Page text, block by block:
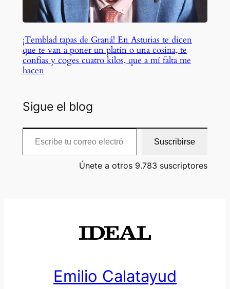
¡Temblad tapas de Graná! En Asturias te dicen
que te van a poner un platín o una cosina, te
confías y coges cuatro kilos, que a mí falta me
hacen
Sigue el blog
Escribe tu correo electrónico…
Suscribirse
Únete a otros 9.783 suscriptores
Emilio Calatayud